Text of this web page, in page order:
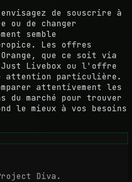
de souscrire à
ou de changer
semble
Les offres
que ce soit via
Livebox ou l'offre
attention particulière.
attentivement les
du marché pour trouver
le mieux à vos besoins
Diva.